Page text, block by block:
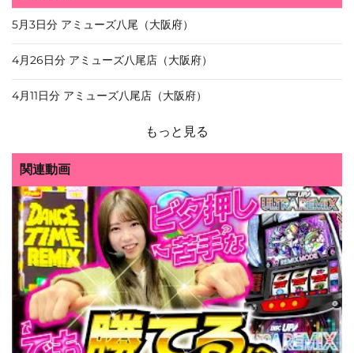
5月3日分 アミューズ八尾（大阪府）
4月26日分 アミューズ八尾店（大阪府）
4月11日分 アミューズ八尾店（大阪府）
もっと見る
関連動画